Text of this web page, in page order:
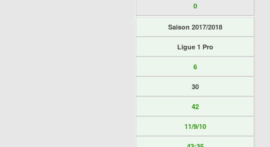
0
Saison 2017/2018
Ligue 1 Pro
6
30
42
11/9/10